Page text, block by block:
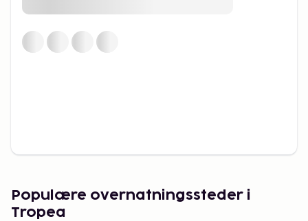
Populære overnatningssteder i
Tropea